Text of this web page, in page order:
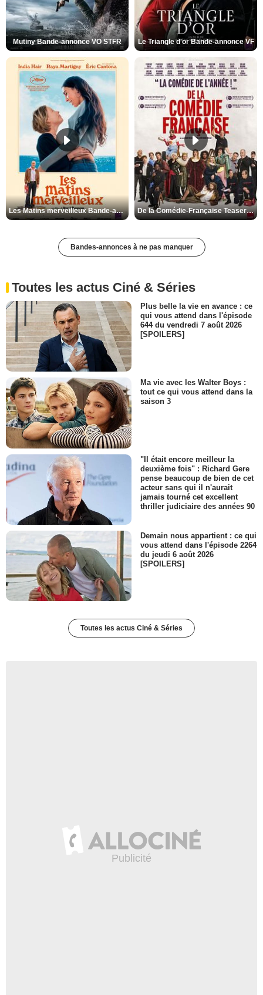
Mutiny Bande-annonce VO STFR Le Triangle d'or Bande-annonce VF
Les Matins merveilleux Bande-annonce VF De la Comédie-Française Teaser VF
Bandes-annonces à ne pas manquer
Toutes les actus Ciné & Séries
Plus belle la vie en avance : ce
qui vous attend dans l'épisode
644 du vendredi 7 août 2026
[SPOILERS]
Ma vie avec les Walter Boys :
tout ce qui vous attend dans la
saison 3
"Il était encore meilleur la
deuxième fois" : Richard Gere
pense beaucoup de bien de cet
acteur sans qui il n'aurait
jamais tourné cet excellent
thriller judiciaire des années 90
Demain nous appartient : ce qui
vous attend dans l'épisode 2264
du jeudi 6 août 2026
[SPOILERS]
Toutes les actus Ciné & Séries